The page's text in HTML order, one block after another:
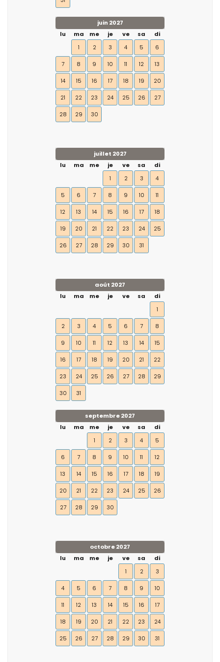
juin 2027
lu
ma me je ve sa
di
1
2 3 4 5 6
7 8 9 10 11 12 13
14 15 16 17 18 19 20
21 22 23 24 25 26 27
28 29 30
juillet 2027
lu
ma me je ve sa
di
1
2 3 4
5 6 7 8 9 10 11
12 13 14 15 16 17 18
19 20 21 22 23 24 25
26 27 28 29 30 31
août 2027
lu
ma me je ve sa
di
1
2 3 4 5 6 7 8
9 10 11 12 13 14 15
16 17 18 19 20 21 22
23 24 25 26 27 28 29
30 31
septembre 2027
lu
ma me je ve sa
di
1
2 3 4 5
6 7 8 9 10 11 12
13 14 15 16 17 18 19
20 21 22 23 24 25 26
27 28 29 30
octobre 2027
lu
ma me je ve sa
di
1
2 3
4 5 6 7 8 9 10
11 12 13 14 15 16 17
18 19 20 21 22 23 24
25 26 27 28 29 30 31